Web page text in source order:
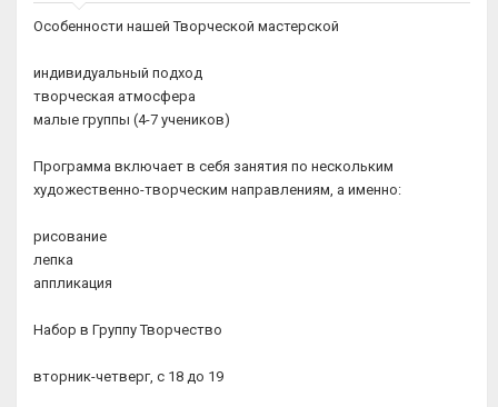
Особенности нашей Творческой мастерской
индивидуальный подход
творческая атмосфера
малые группы (4-7 учеников)
Программа включает в себя занятия по нескольким
художественно-творческим направлениям, а именно:
рисование
лепка
аппликация
Набор в Группу Творчество
вторник-четверг, с 18 до 19